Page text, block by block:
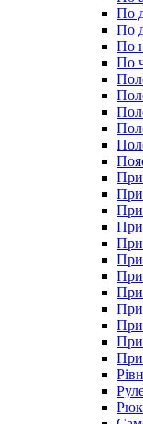
По
По
По
По